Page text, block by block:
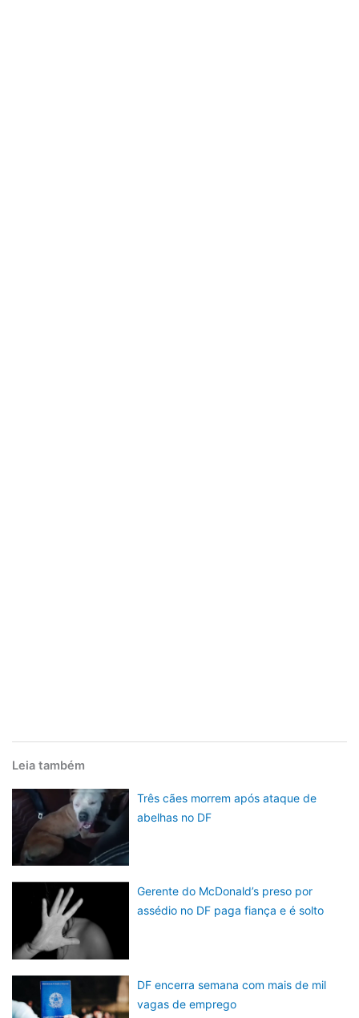
Leia também
Três cães morrem após ataque de
abelhas no DF
Gerente do McDonald’s preso por
assédio no DF paga fiança e é solto
DF encerra semana com mais de mil
vagas de emprego